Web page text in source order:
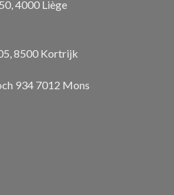
4000 Liège
8500 Kortrijk
934 7012 Mons